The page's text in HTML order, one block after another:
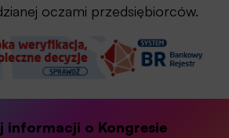
oczami przedsiębiorców.
informacji o Kongresie